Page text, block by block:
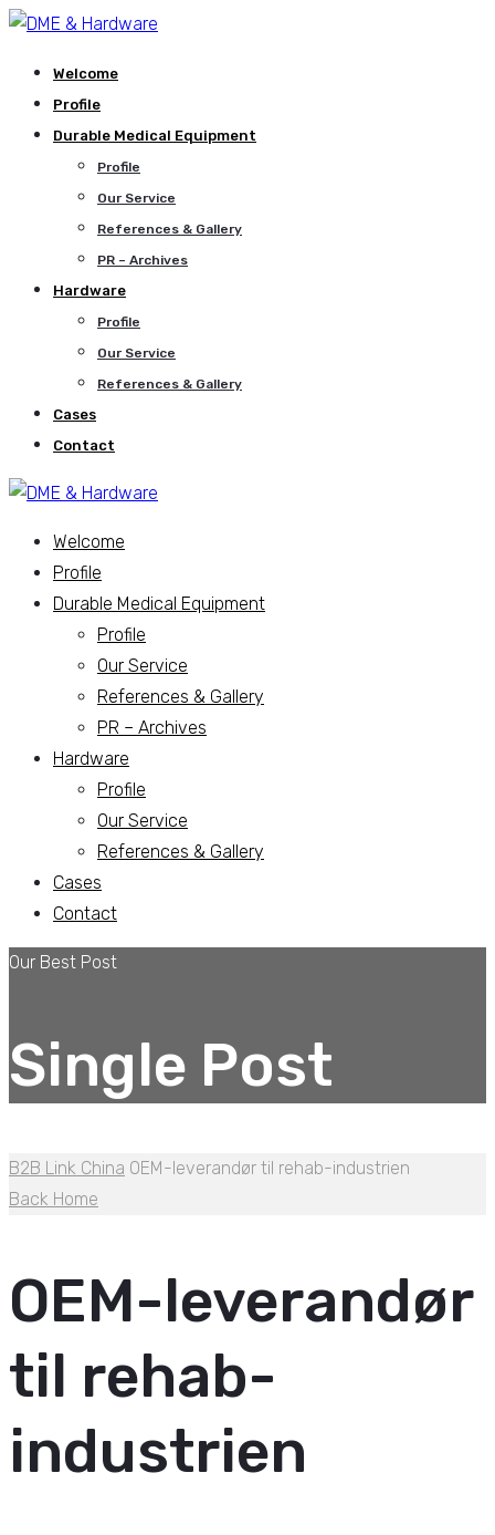
Welcome
Profile
Durable Medical Equipment
Profile
Our Service
References & Gallery
PR – Archives
Hardware
Profile
Our Service
References & Gallery
Cases
Contact
Welcome
Profile
Durable Medical Equipment
Profile
Our Service
References & Gallery
PR – Archives
Hardware
Profile
Our Service
References & Gallery
Cases
Contact
Our Best Post
Single Post
B2B Link China OEM-leverandør til rehab-industrien
Back Home
OEM-leverandør
til rehab-
industrien